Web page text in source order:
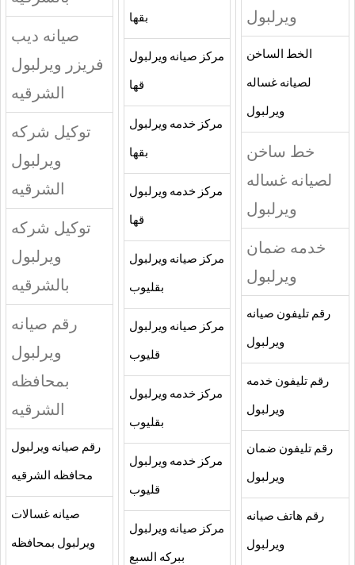
ويرلبول
الخط الساخن
لصيانه غساله
ويرلبول
خط ساخن
لصيانه غساله
ويرلبول
خدمه ضمان
ويرلبول
رقم تليفون صيانه
ويرلبول
رقم تليفون خدمه
ويرلبول
رقم تليفون ضمان
ويرلبول
رقم هاتف صيانه
ويرلبول
بقها
مركز صيانه ويرلبول
قها
مركز خدمه ويرلبول
بقها
مركز خدمه ويرلبول
قها
مركز صيانه ويرلبول
بقليوب
مركز صيانه ويرلبول
قليوب
مركز خدمه ويرلبول
بقليوب
مركز خدمه ويرلبول
قليوب
مركز صيانه ويرلبول
ببركه السبع
صيانه ديب
فريزر ويرلبول
الشرقيه
توكيل شركه
ويرلبول
الشرقيه
توكيل شركه
ويرلبول
بالشرقيه
رقم صيانه
ويرلبول
بمحافظه
الشرقيه
رقم صيانه ويرلبول
محافظه الشرقيه
صيانه غسالات
ويرلبول بمحافظه